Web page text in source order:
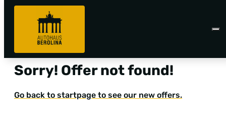
Sorry! Offer not found!
Go back to startpage to see our new offers.